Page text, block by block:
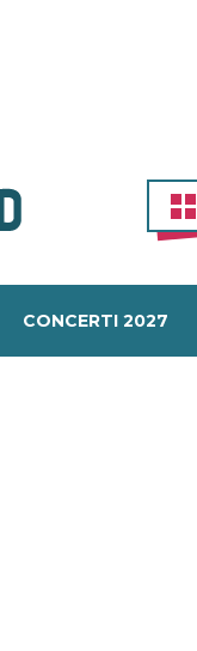
CONCERTI 2027